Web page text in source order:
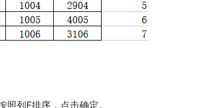
列F排序，点击确定。